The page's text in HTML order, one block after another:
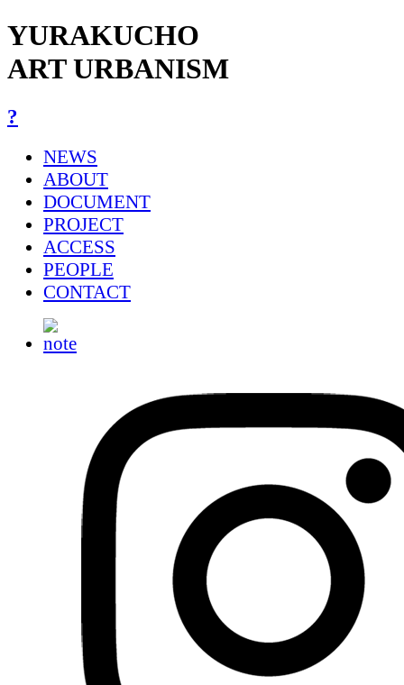
YURAKUCHO
ART URBANISM
?
NEWS
ABOUT
DOCUMENT
PROJECT
ACCESS
PEOPLE
CONTACT